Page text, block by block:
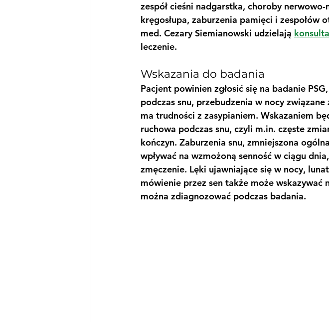
zespół cieśni nadgarstka, choroby nerwowo-
kręgosłupa, zaburzenia pamięci i zespołów
med. Cezary Siemianowski udzielają
leczenie.
Wskazania do badania
Pacjent powinien zgłosić się na badanie
podczas snu, przebudzenia w nocy
ma trudności z zasypianiem. Wskazaniem
ruchowa podczas snu, czyli m.in. częste
kończyn. Zaburzenia snu, zmniejszona
wpływać na wzmożoną senność w ciągu
zmęczenie. Lęki ujawniające się w nocy,
mówienie przez sen także może
można zdiagnozować podczas badania.